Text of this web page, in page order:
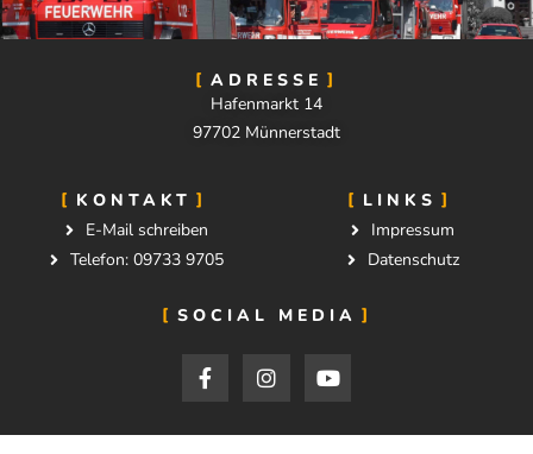
ADRESSE
Hafenmarkt 14
97702 Münnerstadt
KONTAKT
E-Mail schreiben
Telefon: 09733 9705
LINKS
Impressum
Datenschutz
SOCIAL MEDIA